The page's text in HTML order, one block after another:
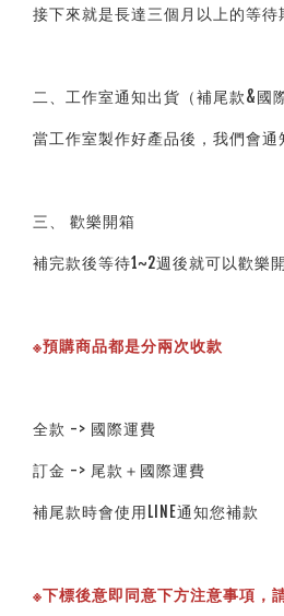
接下來就是長達三個月以上的等待
二、工作室通知出貨（補尾款&國
當工作室製作好產品後，我們會通
三、 歡樂開箱
補完款後等待1~2週後就可以歡樂
※預購商品都是分兩次收款
全款 -> 國際運費
訂金 -> 尾款＋國際運費
補尾款時會使用LINE通知您補款
※下標後意即同意下方注意事項，